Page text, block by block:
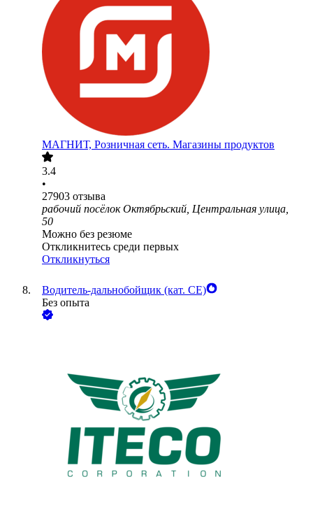
МАГНИТ, Розничная сеть. Магазины продуктов
3.4
•
27903 отзыва
рабочий посёлок Октябрьский, Центральная улица,
50
Можно без резюме
Откликнитесь среди первых
Откликнуться
Водитель-дальнобойщик (кат. CE)
Без опыта